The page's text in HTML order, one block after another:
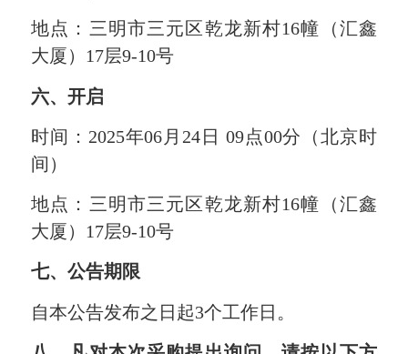
地点：三明市三元区乾龙新村16幢（汇鑫
大厦）17层9-10号
六、开启
时间：2025年06月24日 09点00分（北京时
间）
地点：三明市三元区乾龙新村16幢（汇鑫
大厦）17层9-10号
七、公告期限
自本公告发布之日起3个工作日。